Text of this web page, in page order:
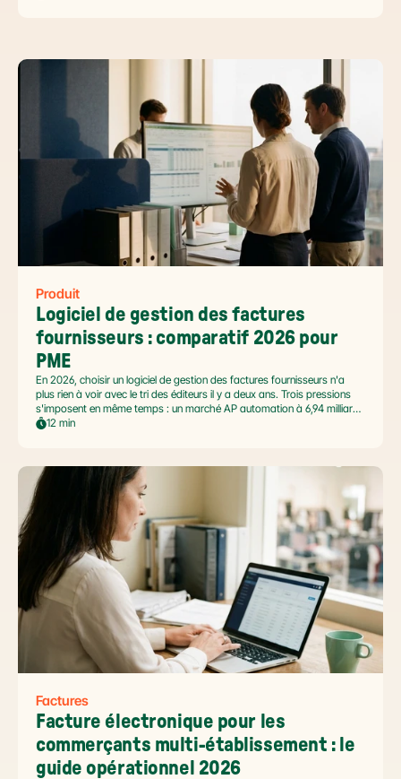
Produit
Logiciel de gestion des factures
fournisseurs : comparatif 2026 pour
PME
En 2026, choisir un logiciel de gestion des factures fournisseurs n'a
plus rien à voir avec le tri des éditeurs il y a deux ans. Trois pressions
s'imposent en même temps : un marché AP automation à 6,94 milliards
USD en pleine accélération, une réforme facture électronique 2026 qui
de traitement, selon Forrester 2026). Ce comparatif passe en revue 8
outils pertinents pour les PME françaises et le positionnement de Libeo
dans ce paysage en mouvement.
12 min
Factures
Facture électronique pour les
commerçants multi-établissement : le
guide opérationnel 2026